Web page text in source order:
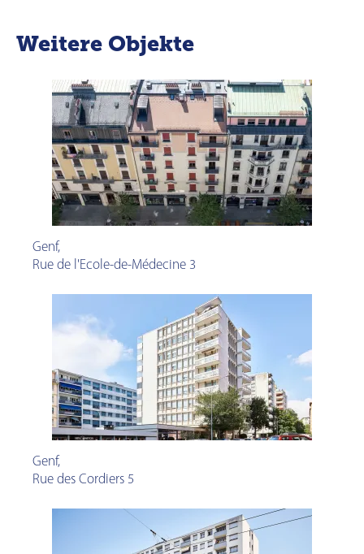
Weitere Objekte
Genf,
Rue de l'Ecole-de-Médecine 3
Genf,
Rue des Cordiers 5